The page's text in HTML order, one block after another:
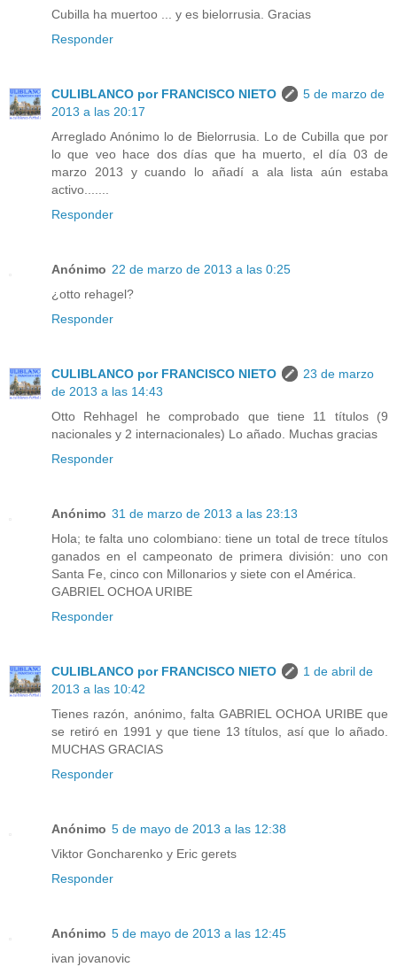
Cubilla ha muertoo ... y es bielorrusia. Gracias
Responder
CULIBLANCO por FRANCISCO NIETO
5 de marzo de
2013 a las 20:17
Arreglado Anónimo lo de Bielorrusia. Lo de Cubilla que por
lo que veo hace dos días que ha muerto, el día 03 de
marzo 2013 y cuando lo añadí a ala lista aún estaba
activo.......
Responder
Anónimo 22 de marzo de 2013 a las 0:25
¿otto rehagel?
Responder
CULIBLANCO por FRANCISCO NIETO
23 de marzo
de 2013 a las 14:43
Otto Rehhagel he comprobado que tiene 11 títulos (9
nacionales y 2 internacionales) Lo añado. Muchas gracias
Responder
Anónimo 31 de marzo de 2013 a las 23:13
Hola; te falta uno colombiano: tiene un total de trece títulos
ganados en el campeonato de primera división: uno con
Santa Fe, cinco con Millonarios y siete con el América.
GABRIEL OCHOA URIBE
Responder
CULIBLANCO por FRANCISCO NIETO
1 de abril de
2013 a las 10:42
Tienes razón, anónimo, falta GABRIEL OCHOA URIBE que
se retiró en 1991 y que tiene 13 títulos, así que lo añado.
MUCHAS GRACIAS
Responder
Anónimo 5 de mayo de 2013 a las 12:38
Viktor Goncharenko y Eric gerets
Responder
Anónimo 5 de mayo de 2013 a las 12:45
ivan jovanovic